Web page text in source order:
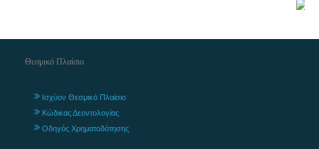
Θεσμικό Πλαίσιο
Ισχύον Θεσμικό Πλαίσιο
Κώδικας Δεοντολογίας
Οδηγός Χρηματοδότησης